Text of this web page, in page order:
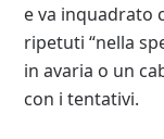
e va inquadrato
ripetuti “nella
in avaria o un
con i tentativi.